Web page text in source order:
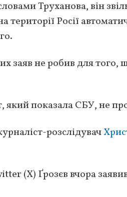
Труханова, він
території Росії
заяв не робив для
який показала СБУ, не
розслідувач
(X) Ґрозєв вчора